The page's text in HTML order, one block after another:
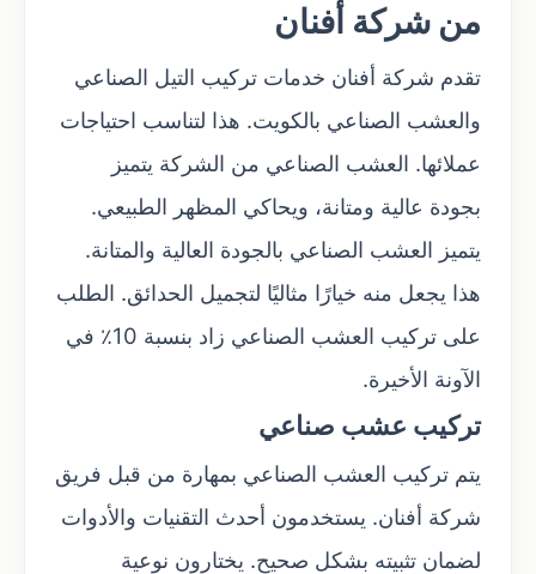
من شركة أفنان
تقدم شركة أفنان خدمات تركيب التيل الصناعي
والعشب الصناعي بالكويت. هذا لتناسب احتياجات
عملائها. العشب الصناعي من الشركة يتميز
بجودة عالية ومتانة، ويحاكي المظهر الطبيعي.
يتميز العشب الصناعي بالجودة العالية والمتانة.
هذا يجعل منه خيارًا مثاليًا لتجميل الحدائق. الطلب
على تركيب العشب الصناعي زاد بنسبة 10٪ في
الآونة الأخيرة.
تركيب عشب صناعي
يتم تركيب العشب الصناعي بمهارة من قبل فريق
شركة أفنان. يستخدمون أحدث التقنيات والأدوات
لضمان تثبيته بشكل صحيح. يختارون نوعية